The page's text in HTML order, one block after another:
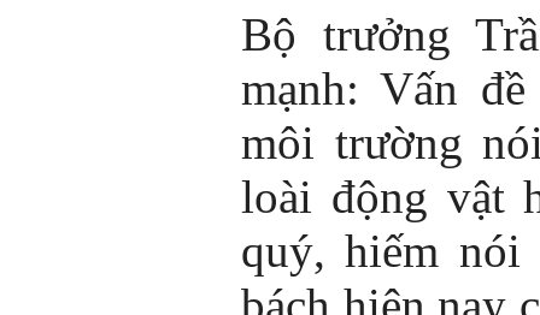
Bộ trưởng
mạnh: Vấn
môi trường
loài động vật
quý, hiếm nói